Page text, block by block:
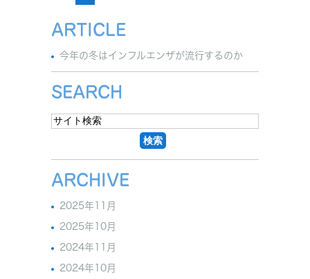
ARTICLE
今年の冬はインフルエンザが流行するのか
SEARCH
ARCHIVE
2025年11月
2025年10月
2024年11月
2024年10月